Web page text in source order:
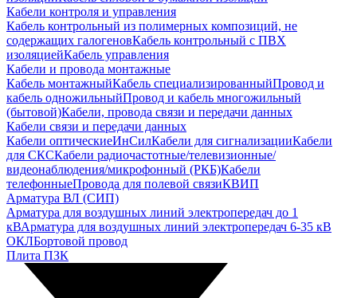
Кабели контроля и управления
Кабель контрольный из полимерных композиций, не
содержащих галогеновКабель контрольный с ПВХ
изоляциейКабель управления
Кабели и провода монтажные
Кабель монтажныйКабель специализированныйПровод и
кабель одножильныйПровод и кабель многожильный
(бытовой)Кабели, провода связи и передачи данных
Кабели связи и передачи данных
Кабели оптическиеИнСилКабели для сигнализацииКабели
для СКСКабели радиочастотные/телевизионные/
видеонаблюдения/микрофонный (РКБ)Кабели
телефонныеПровода для полевой связиКВИП
Арматура ВЛ (СИП)
Арматура для воздушных линий электропередач до 1
кВАрматура для воздушных линий электропередач 6-35 кВ
ОКЛБортовой провод
Плита ПЗК